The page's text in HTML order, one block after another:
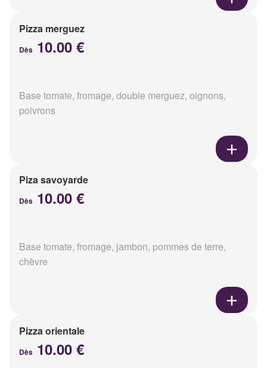
Pizza merguez
Dès 10.00 €
Base tomate, fromage, double merguez, oignons,
poivrons
Piza savoyarde
Dès 10.00 €
Base tomate, fromage, jambon, pommes de terre,
chèvre
Pizza orientale
Dès 10.00 €